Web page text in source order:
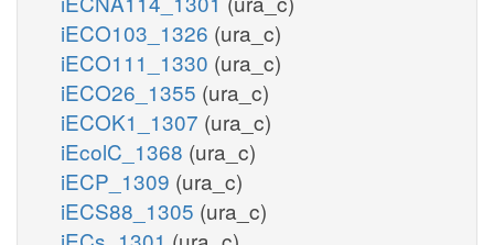
iECO103_1326 (ura_c)
iECO111_1330 (ura_c)
iECO26_1355 (ura_c)
iECOK1_1307 (ura_c)
iEcolC_1368 (ura_c)
iECP_1309 (ura_c)
iECS88_1305 (ura_c)